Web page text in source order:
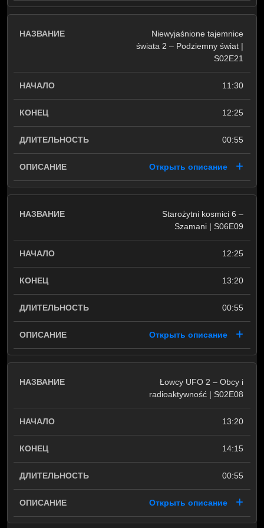
Niewyjaśnione tajemnice
świata 2 – Podziemny świat |
S02E21
11:30
12:25
00:55
Открыть описание
Starożytni kosmici 6 –
Szamani | S06E09
12:25
13:20
00:55
Открыть описание
Łowcy UFO 2 – Obcy i
radioaktywność | S02E08
13:20
14:15
00:55
Открыть описание